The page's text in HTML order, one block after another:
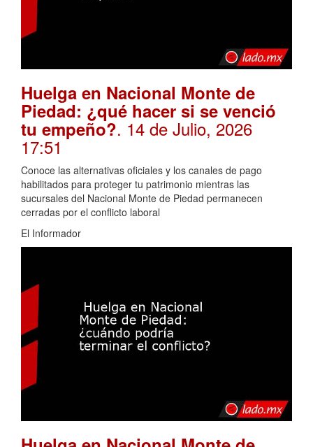
Huelga en Nacional Monte de
Piedad: ¿qué hacer si se venció
tu empeño?. 14 de Julio, 2026
17:51
Conoce las alternativas oficiales y los canales de pago
habilitados para proteger tu patrimonio mientras las
sucursales del Nacional Monte de Piedad permanecen
cerradas por el conflicto laboral
El Informador